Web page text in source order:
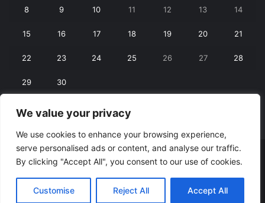
We value your privacy
We use cookies to enhance your browsing experience,
serve personalised ads or content, and analyse our traffic.
By clicking "Accept All", you consent to our use of cookies.
Customise Reject All Accept All
8 9 10 11 12 13 14
15 16 17 18 19 20 21
22 23 24 25 26 27 28
29 30
« mai iul. »
© Copyright 2026, All Rights Reserved | RexNet
Facebook